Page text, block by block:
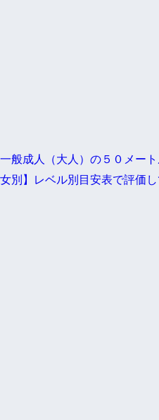
一般成人（大人）の５０メー
女別】レベル別目安表で評価し